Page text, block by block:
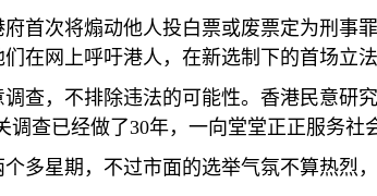
首次将煽动他人投白票或废票定为刑事
在网上呼吁港人，在新选制下的首场立
查，不排除违法的可能性。香港民意研
调查已经做了30年，一向堂堂正正服务社
多星期，不过市面的选举气氛不算热烈